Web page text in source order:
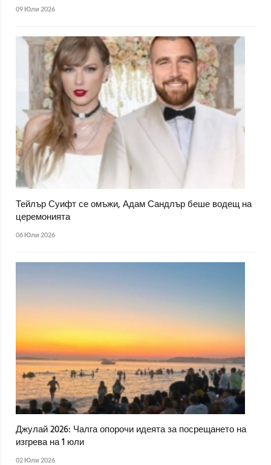
09 Юли 2026
Тейлър Суифт се омъжи, Адам Сандлър беше водещ на
церемонията
06 Юли 2026
Джулай 2026: Чалга опорочи идеята за посрещането на
изгрева на 1 юли
02 Юли 2026